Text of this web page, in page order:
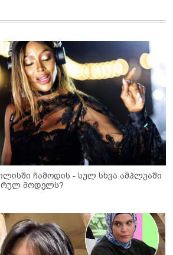
ჩამოდის - სულ სხვა ამპლუაში
მოდელს?